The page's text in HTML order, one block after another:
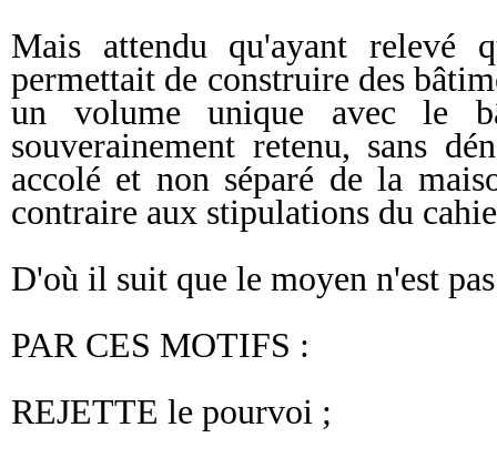
Mais attendu qu'ayant relevé
permettait de construire des
un volume unique avec le
souverainement retenu, sans
accolé et non séparé de la
contraire aux stipulations du
D'où il suit que le moyen n'est
PAR CES MOTIFS :
REJETTE le pourvoi ;